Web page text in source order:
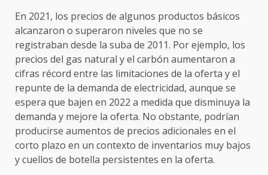
En 2021, los precios de algunos productos básicos
alcanzaron o superaron niveles que no se
registraban desde la suba de 2011. Por ejemplo, los
precios del gas natural y el carbón aumentaron a
cifras récord entre las limitaciones de la oferta y el
repunte de la demanda de electricidad, aunque se
espera que bajen en 2022 a medida que disminuya la
demanda y mejore la oferta. No obstante, podrían
producirse aumentos de precios adicionales en el
corto plazo en un contexto de inventarios muy bajos
y cuellos de botella persistentes en la oferta.